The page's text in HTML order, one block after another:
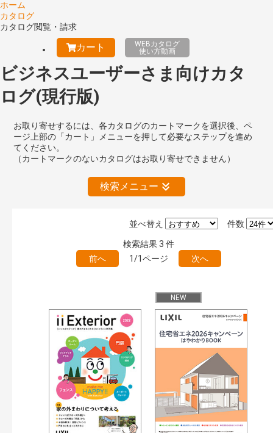
ホーム
カタログ
カタログ閲覧・請求
カート
WEBカタログ
使い方動画
ビジネスユーザーさま向けカタ
ログ(現行版)
お取り寄せするには、各カタログのカートマークを選択後、ペ
ージ上部の「カート」メニューを押して必要なステップを進め
てください。
（カートマークのないカタログはお取り寄せできません）
検索メニュー
絞り込みの解除
旧版（WEBカタログ）
キーワード検索（あいまい）
目次も検索 検 索
おすすめハッシュタグ
まずはここから（3）
リフォームおすすめ（3）
省エネ住宅関連（1）
補助金・優遇制度を知る（2）
カタログ一覧＆使い方（1）
カテゴリー
件数
並べ替え
検索結果3 件
前へ
1/1ページ 次へ
NEW